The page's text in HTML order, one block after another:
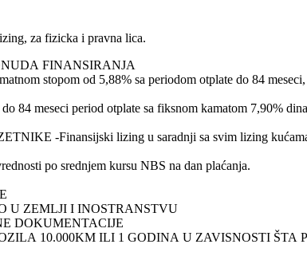
za fizicka i pravna lica.
FINANSIRANJA
stopom od 5,88% sa periodom otplate do 84
period otplate sa fiksnom kamatom 7,90% dinarima i
-Finansijski lizing u saradnji sa svim lizing
po srednjem kursu NBS na dan plaćanja.
U ZEMLJI I INOSTRANSTVU
DOKUMENTACIJE
10.000KM ILI 1 GODINA U ZAVISNOSTI ŠTA